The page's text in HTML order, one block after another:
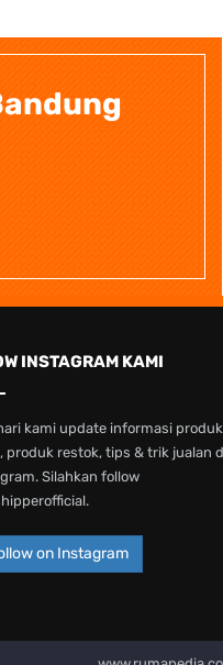
INSTAGRAM KAMI
kami update informasi produk
produk restok, tips & trik jualan
Silahkan follow
on Instagram